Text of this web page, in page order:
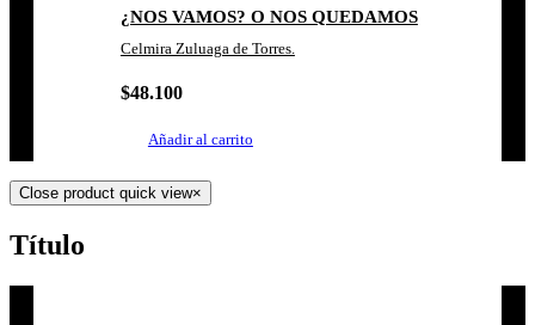
¿NOS VAMOS? O NOS QUEDAMOS
Celmira Zuluaga de Torres.
$48.100
Añadir al carrito
Close product quick view×
Título